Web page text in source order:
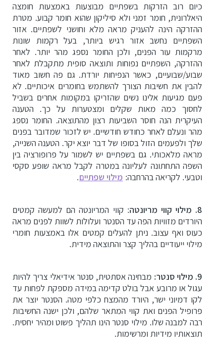
כיום רוב הזרקות בשפתיים מבוצעות באמצעות חומצה
היאלרונית, חומר זמני ולא סיליקון שהוא חומר קבוע. מטרת
ההזרקה הינה להעניק מראה מלא וחושני לשפתיים. אזור
השפתיים נחשב אזור רגיש ביותר, בעל רקמות שונות
מרקמות עור הפנים, ולכן החומר נספג מהר יותר. לאחר
ההזרקה, השפתיים נפוחות ותוצאה סופית מתקבלת לאחר
שבוע/שבועיים, כאשר הנפיחות יורדת. גם פה חשוב מאוד
להבין את חשיבות הצורך להשתמש בחומרים איכותיים. לא
פעם מגיעות אלינו נשים שהזריקו במקומות אחרים בשביל
לחסוך כמה מאות שקלים ומצטערות על כך. הטענה
העיקרית הנה חוסר השביעות רצון מהתוצאה. החומר נספג
מהר ונעלם לאחר כחודש חודשיים. יש לזכור שמדובר בפנים
שלך ולפעמים הזול בסופו של דבר יוצא יקר. הטענה השנייה,
מראה מלאכותי. גם בשפתיים יש לשמור על פרופורציה בין
השפה התחתונה לעליונה במטרה לקבל מראה שופע סקסי
וטבעי. לקריאה בהרחבה: מילוי שפתיים.
8. מילוי קווי מריונטה
: קווי המריונטה הם למעשה קמטים
היורדים מזוויות הפה עד הסנטר ועלולות לשוות לפנים מראה
כעוס ואף עצוב. ניתן להעלים קמטים אלו באמצעות חומרי
מילוי ייעודיים בהליך קצר והתוצאה מידית.
9. מילוי סנטר:
מבחינה אסתטית, סנטר אידיאלי צריך להיות
עגול או מרובע אבל בולט קדימה במידה מספקת לפחות עד
לקו דמיוני ישר, היורד מהמצח כלפי מטה. הסנטר יוצר את
פרופיל הפנים ואת קווי המתאר שלהם, ולכן ישנה החשיבות
רבה למבנה שלו. מילוי סנטר הינו תהליך פשוט ומהיר יחסית.
תוצאותיו מידיות ומרשימות.